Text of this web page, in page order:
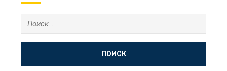
Найти: